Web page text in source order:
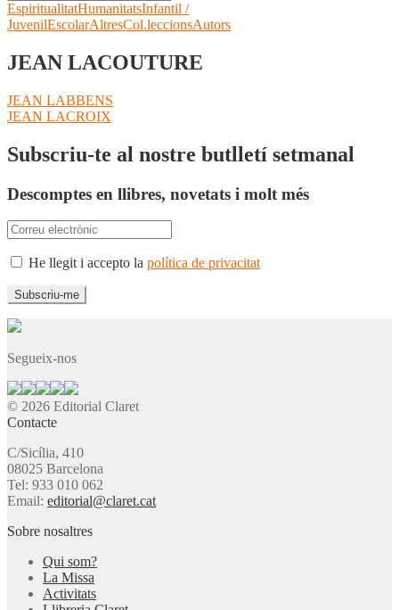
EspiritualitatHumanitatsInfantil /
JuvenilEscolarAltresCol.leccionsAutors
JEAN LACOUTURE
Navegació
d'entrades
Entrada
anterior:
JEAN LABBENS
Pròxima
JEAN LACROIX
Subscriu-te al nostre butlletí setmanal
Descomptes en llibres, novetats i molt més
He llegit i accepto la política de privacitat
Segueix-nos
© 2026 Editorial Claret
Contacte
C/Sicília, 410
08025 Barcelona
Tel: 933 010 062
Email: editorial@claret.cat
Sobre nosaltres
Qui som?
La Missa
Activitats